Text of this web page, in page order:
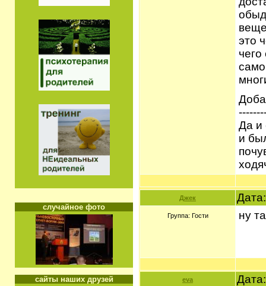
случайное фото
сайты наших друзей
это
Да и
и
Джек
Группа: Гости ну
eva